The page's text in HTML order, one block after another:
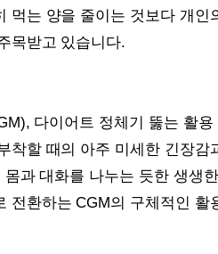
먹는 양을 줄이는 것보다 개
목받고 있습니다.
다이어트 정체기 뚫는 활
착할 때의 아주 미세한 긴장감
과 대화를 나누는 듯한 생생
전환하는 CGM의 구체적인